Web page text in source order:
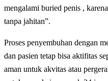
mengalami buried penis ,
tanpa jahitan”.
Proses penyembuhan dengan
dan pasien tetap bisa aktifitas
aman untuk akvitas atau